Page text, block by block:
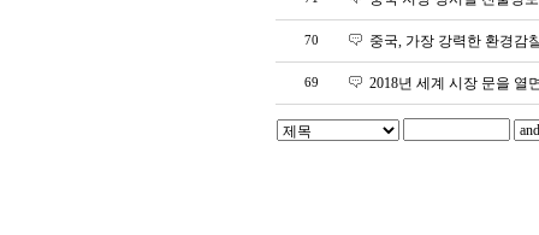
70 중국, 가장 강력한 환경감
69 2018년 세계 시장 문을 열